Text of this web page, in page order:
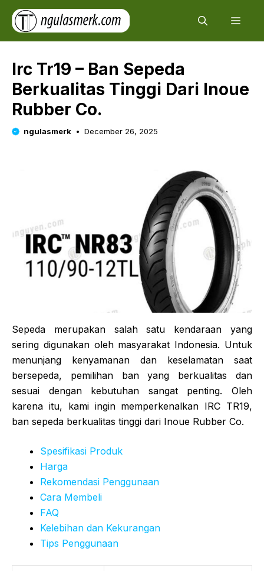
Skip
content
Irc Tr19 – Ban Sepeda
Berkualitas Tinggi Dari Inoue
Rubber Co.
ngulasmerk December 26, 2025
Sepeda merupakan salah satu kendaraan yang
sering digunakan oleh masyarakat Indonesia. Untuk
menunjang kenyamanan dan keselamatan saat
bersepeda, pemilihan ban yang berkualitas dan
sesuai dengan kebutuhan sangat penting. Oleh
karena itu, kami ingin memperkenalkan IRC TR19,
ban sepeda berkualitas tinggi dari Inoue Rubber Co.
Spesifikasi Produk
Harga
Rekomendasi Penggunaan
Cara Membeli
FAQ
Kelebihan dan Kekurangan
Tips Penggunaan